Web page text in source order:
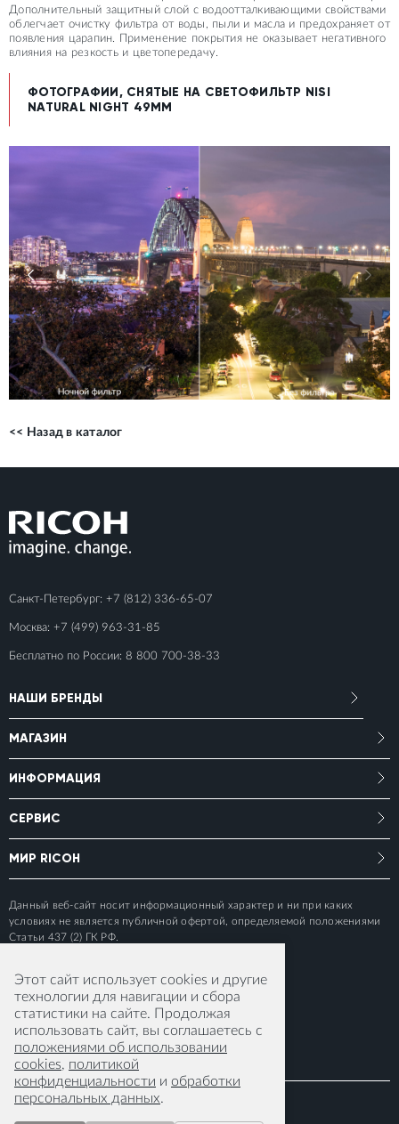
Дополнительный защитный слой с водоотталкивающими свойствами
облегчает очистку фильтра от воды, пыли и масла и предохраняет от
появления царапин. Применение покрытия не оказывает негативного
влияния на резкость и цветопередачу.
ФОТОГРАФИИ, СНЯТЫЕ НА СВЕТОФИЛЬТР NISI
NATURAL NIGHT 49MM
<< Назад в каталог
Санкт-Петербург: +7 (812) 336-65-07
Москва: +7 (499) 963-31-85
Бесплатно по России: 8 800 700-38-33
НАШИ БРЕНДЫ
МАГАЗИН
ИНФОРМАЦИЯ
СЕРВИС
МИР RICOH
Данный веб-сайт носит информационный характер и ни при каких
условиях не является публичной офертой, определяемой положениями
Статьи 437 (2) ГК РФ.
© 2015-2026 RICOH IMAGING EUROPE S.A.S
Этот сайт использует cookies и другие
технологии для навигации и сбора
статистики на сайте. Продолжая
использовать сайт, вы соглашаетесь с
положениями об использовании
cookies, политикой
конфиденциальности и обработки
персональных данных.